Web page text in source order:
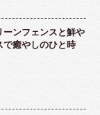
ンフェンスと鮮や
癒やしのひと時